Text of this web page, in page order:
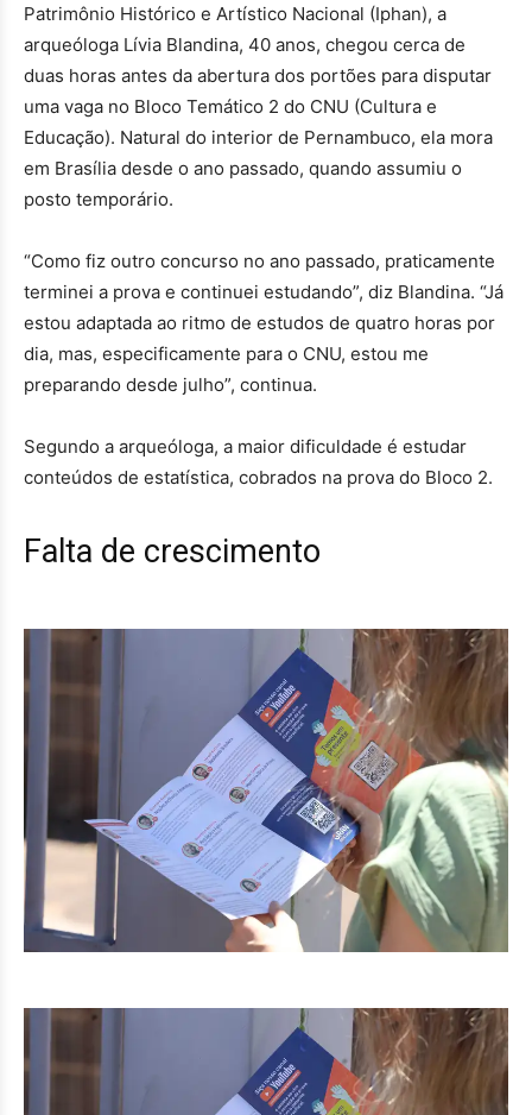
Patrimônio Histórico e Artístico Nacional (Iphan), a
arqueóloga Lívia Blandina, 40 anos, chegou cerca de
duas horas antes da abertura dos portões para disputar
uma vaga no Bloco Temático 2 do CNU (Cultura e
Educação). Natural do interior de Pernambuco, ela mora
em Brasília desde o ano passado, quando assumiu o
posto temporário.
“Como fiz outro concurso no ano passado, praticamente
terminei a prova e continuei estudando”, diz Blandina. “Já
estou adaptada ao ritmo de estudos de quatro horas por
dia, mas, especificamente para o CNU, estou me
preparando desde julho”, continua.
Segundo a arqueóloga, a maior dificuldade é estudar
conteúdos de estatística, cobrados na prova do Bloco 2.
Falta de crescimento